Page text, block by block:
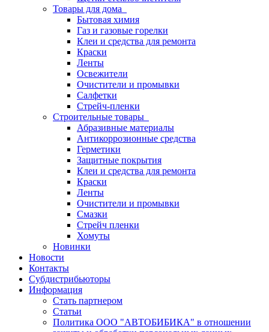
Товары для дома
Бытовая химия
Газ и газовые горелки
Клеи и средства для ремонта
Краски
Ленты
Освежители
Очистители и промывки
Салфетки
Стрейч-пленки
Строительные товары
Абразивные материалы
Антикоррозионные средства
Герметики
Защитные покрытия
Клеи и средства для ремонта
Краски
Ленты
Очистители и промывки
Смазки
Стрейч пленки
Хомуты
Новинки
Новости
Контакты
Субдистрибьюторы
Информация
Стать партнером
Статьи
Политика ООО "АВТОБИБИКА" в отношении